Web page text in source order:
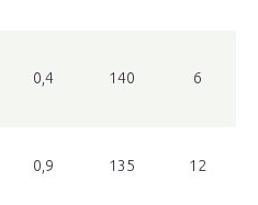
0,4 140 6
0,9 135 12